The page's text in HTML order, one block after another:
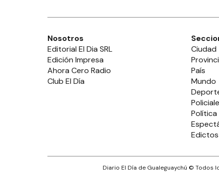
Nosotros
Editorial El Dia SRL
Edición Impresa
Ahora Cero Radio
Club El Día
Ciudad
País
Mundo
Política
Edictos
Diario El Día de Gualeguaychú © Todos